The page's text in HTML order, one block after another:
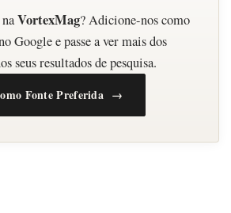
VortexMag? Adicione-nos como
Google e passe a ver mais dos
seus resultados de pesquisa.
Fonte Preferida →